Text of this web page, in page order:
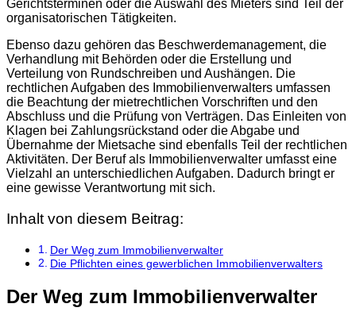
Gerichtsterminen oder die Auswahl des Mieters sind Teil der
organisatorischen Tätigkeiten.
Ebenso dazu gehören das Beschwerdemanagement, die
Verhandlung mit Behörden oder die Erstellung und
Verteilung von Rundschreiben und Aushängen. Die
rechtlichen Aufgaben des Immobilienverwalters umfassen
die Beachtung der mietrechtlichen Vorschriften und den
Abschluss und die Prüfung von Verträgen. Das Einleiten von
Klagen bei Zahlungsrückstand oder die Abgabe und
Übernahme der Mietsache sind ebenfalls Teil der rechtlichen
Aktivitäten. Der Beruf als Immobilienverwalter umfasst eine
Vielzahl an unterschiedlichen Aufgaben. Dadurch bringt er
eine gewisse Verantwortung mit sich.
Inhalt von diesem Beitrag:
Der Weg zum Immobilienverwalter
Die Pflichten eines gewerblichen Immobilienverwalters
Der Weg zum Immobilienverwalter